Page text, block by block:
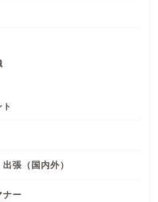
張（国内外）
ナー